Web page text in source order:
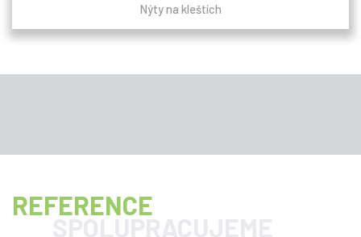
Nýty na kleštích
REFERENCE